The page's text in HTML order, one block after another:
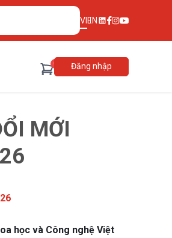
VIEN
0 Đăng nhập
MỚI
học và Công nghệ Việt